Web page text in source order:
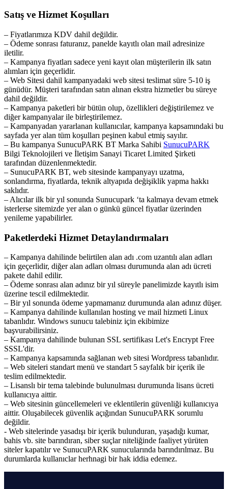
Satış ve Hizmet Koşulları
– Fiyatlarımıza KDV dahil değildir.
– Ödeme sonrası faturanız, panelde kayıtlı olan mail adresinize
iletilir.
– Kampanya fiyatları sadece yeni kayıt olan müşterilerin ilk satın
alımları için geçerlidir.
– Web Sitesi dahil kampanyadaki web sitesi teslimat süre 5-10 iş
günüdür. Müşteri tarafından satın alınan ekstra hizmetler bu süreye
dahil değildir.
– Kampanya paketleri bir bütün olup, özellikleri değiştirilemez ve
diğer kampanyalar ile birleştirilemez.
– Kampanyadan yararlanan kullanıcılar, kampanya kapsamındaki bu
sayfada yer alan tüm koşulları peşinen kabul etmiş sayılır.
– Bu kampanya SunucuPARK BT Marka Sahibi SunucuPARK
Bilgi Teknolojileri ve İletişim Sanayi Ticaret Limited Şirketi
tarafından düzenlenmektedir.
– SunucuPARK BT, web sitesinde kampanyayı uzatma,
sonlandırma, fiyatlarda, teknik altyapıda değişiklik yapma hakkı
saklıdır.
– Alıcılar ilk bir yıl sonunda Sunucupark ‘ta kalmaya devam etmek
isterlerse sitemizde yer alan o günkü güncel fiyatlar üzerinden
yenileme yapabilirler.
Paketlerdeki Hizmet Detaylandırmaları
– Kampanya dahilinde belirtilen alan adı .com uzantılı alan adları
için geçerlidir, diğer alan adları olması durumunda alan adı ücreti
pakete dahil edilir.
– Ödeme sonrası alan adınız bir yıl süreyle panelimizde kayıtlı isim
üzerine tescil edilmektedir.
– Bir yıl sonunda ödeme yapmamanız durumunda alan adınız düşer.
– Kampanya dahilinde kullanılan hosting ve mail hizmeti Linux
tabanlıdır. Windows sunucu talebiniz için ekibimize
başvurabilirsiniz.
– Kampanya dahilinde bulunan SSL sertifikası Let's Encrypt Free
SSSL'dir.
– Kampanya kapsamında sağlanan web sitesi Wordpress tabanlıdır.
– Web siteleri standart menü ve standart 5 sayfalık bir içerik ile
teslim edilmektedir.
– Lisanslı bir tema talebinde bulunulması durumunda lisans ücreti
kullanıcıya aittir.
– Web sitesinin güncellemeleri ve eklentilerin güvenliği kullanıcıya
aittir. Oluşabilecek güvenlik açığından SunucuPARK sorumlu
değildir.
- Web sitelerinde yasadışı bir içerik bulunduran, yaşadığı kumar,
bahis vb. site barındıran, siber suçlar niteliğinde faaliyet yürüten
siteler kapatılır ve SunucuPARK sunucularında barındırılmaz. Bu
durumlarda kullanıclar herhnagi bir hak iddia edemez.